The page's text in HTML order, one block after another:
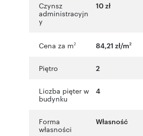
Czynsz
administracyjn
y
10 zł
Cena za m2 84,21 zł/m2
Piętro 2
Liczba pięter w
budynku
4
Forma
własności
Własność